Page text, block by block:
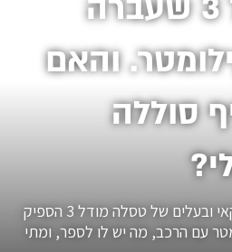
קילומטר. והאם
סוללה
ארתור דרייסן, אזרח אמריקאי ובעלים של טסלה מודל 3 הספיק
160,000 קילומטר עם הרכב, מה יש לו לספר, ומתי